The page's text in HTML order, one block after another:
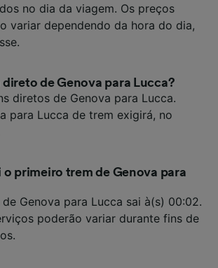
no dia da viagem. Os preços
variar dependendo da hora do dia,
direto de Genova para Lucca?
diretos de Genova para Lucca.
para Lucca de trem exigirá, no
o primeiro trem de Genova para
Genova para Lucca sai à(s) 00:02.
poderão variar durante fins de